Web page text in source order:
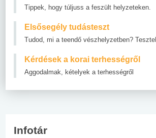
Tippek, hogy túljuss a feszült helyzeteken.
Elsősegély tudásteszt
Tudod, mi a teendő vészhelyzetben?
Kérdések a korai terhességről
Aggodalmak, kételyek a terhességről
Infotár